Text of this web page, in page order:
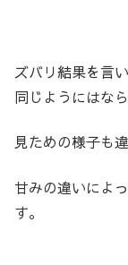
ズバリ結果を言
同じようにはな
見ための様子も違
甘みの違いによ
す。